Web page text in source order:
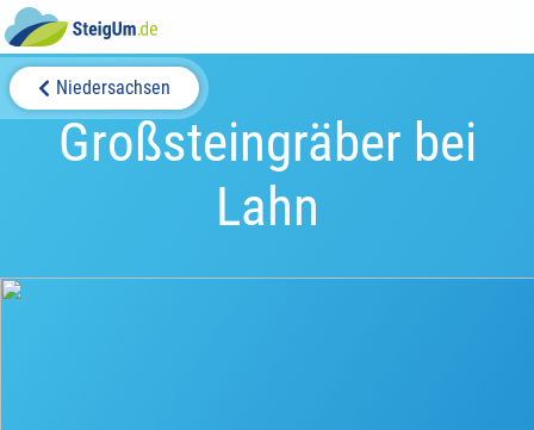
Niedersachsen
Großsteingräber bei
Lahn